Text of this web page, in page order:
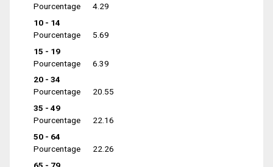
Pourcentage
4.29
10 - 14
Pourcentage
5.69
15 - 19
Pourcentage
6.39
20 - 34
Pourcentage
20.55
35 - 49
Pourcentage
22.16
50 - 64
Pourcentage
22.26
65 - 79